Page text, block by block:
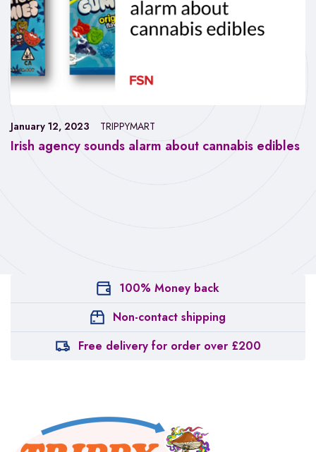
Irish agency sounds alarm about cannabis edibles
January 12, 2023 TRIPPYMART
100% Money back
Non-contact shipping
Free delivery for order over £200